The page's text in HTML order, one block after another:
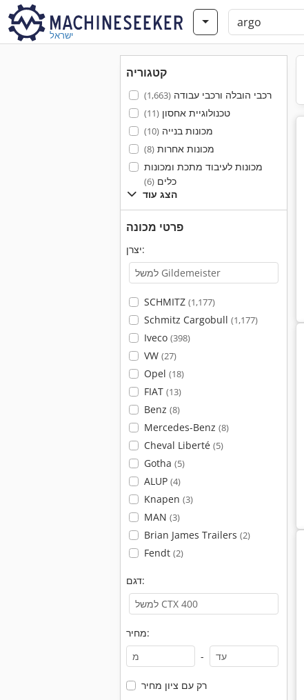
ישראל
קטגוריה
רכבי הובלה ורכבי עבודה(1,663)
טכנולוגיית אחסון(11)
מכונות בנייה(10)
מכונות אחרות(8)
מכונות לעיבוד מתכת ומכונות
כלים(6)
הצג עוד
פרטי מכונה
יצרן:
SCHMITZ (1,177)
Schmitz Cargobull (1,177)
Iveco (398)
VW (27)
Opel (18)
FIAT (13)
Benz (8)
Mercedes-Benz (8)
Cheval Liberté (5)
Gotha (5)
ALUP (4)
Knapen (3)
MAN (3)
Brian James Trailers (2)
Fendt (2)
דגם:
מחיר:
-
רק עם ציון מחיר